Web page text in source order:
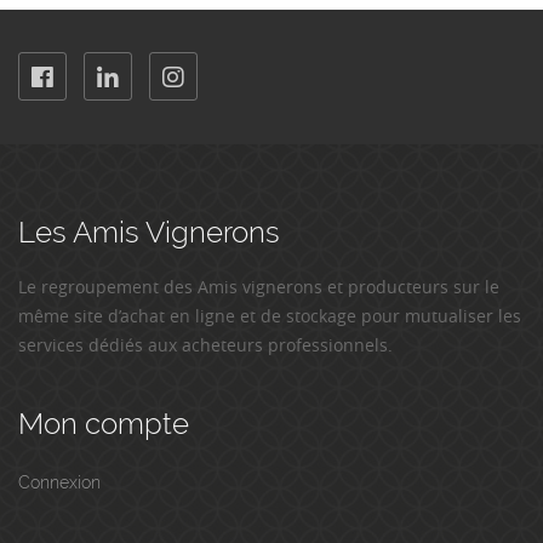
Les Amis Vignerons
Le regroupement des Amis vignerons et producteurs sur le
même site d’achat en ligne et de stockage pour mutualiser les
services dédiés aux acheteurs professionnels.
Mon compte
Connexion